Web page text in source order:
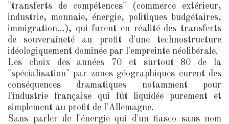
"transferts de compétences" (commerce extérieur,
industrie, monnaie, énergie, politiques budgétaires,
immigration...), qui furent en réalité des transferts
de souveraineté au profit d'une technostructure
idéologiquement dominée par l'empreinte néolibérale.
Les choix des années 70 et surtout 80 de la
"spécialisation" par zones géographiques eurent des
conséquences dramatiques notamment pour
l'industrie française qui fût liquidée purement et
simplement au profit de l'Allemagne.
Sans parler de l'énergie qui d'un fiasco sans nom